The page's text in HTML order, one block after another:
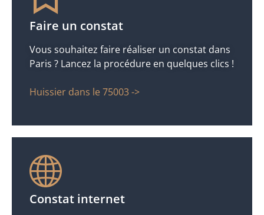
Faire un constat
Vous souhaitez faire réaliser un constat dans
Paris ? Lancez la procédure en quelques clics !
Huissier dans le 75003 ->
Constat internet